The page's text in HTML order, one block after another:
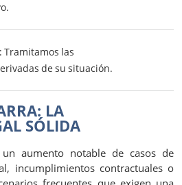
Tramitamos las
de su situación.
LA
SÓLIDA
aumento notable de casos de
incumplimientos contractuales o